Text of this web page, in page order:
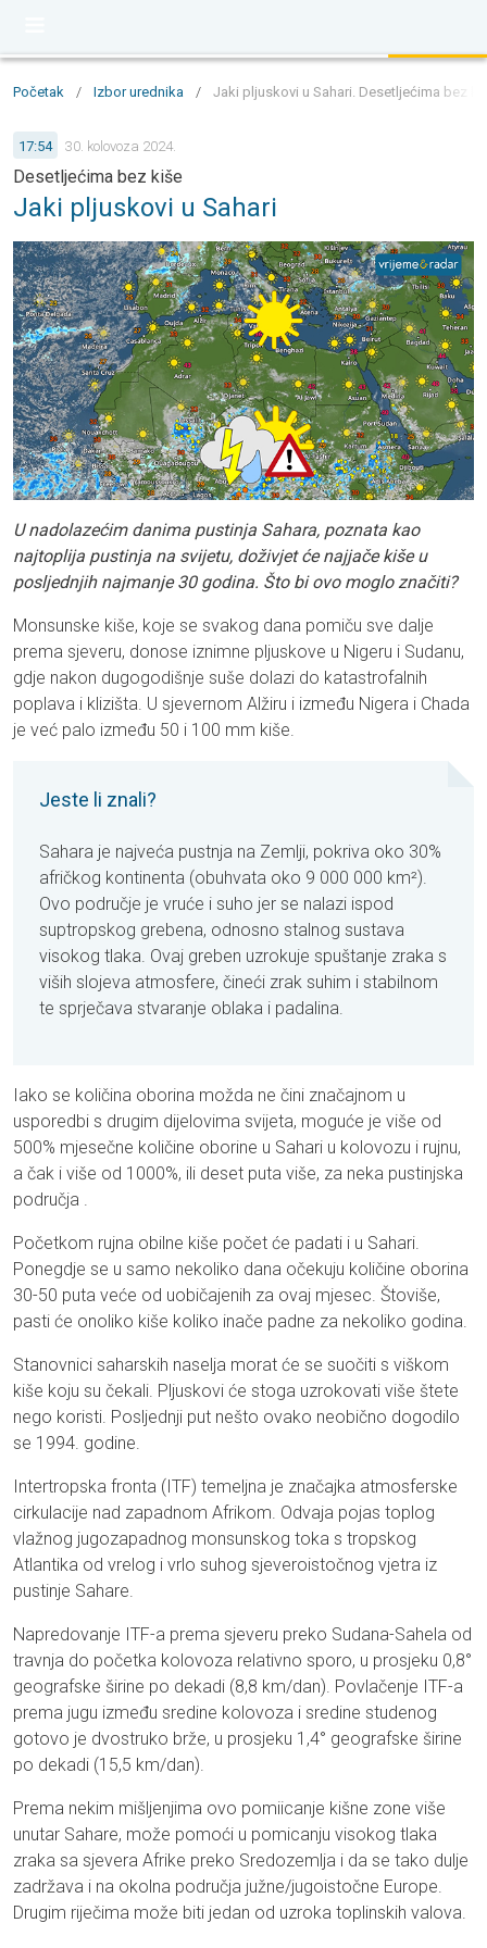
Početak / Izbor urednika / Jaki pljuskovi u Sahari. Desetljećima bez
17:54 30. kolovoza 2024.
Desetljećima bez kiše
Jaki pljuskovi u Sahari
U nadolazećim danima pustinja Sahara, poznata kao
najtoplija pustinja na svijetu, doživjet će najjače kiše u
posljednjih najmanje 30 godina. Što bi ovo moglo značiti?
Monsunske kiše, koje se svakog dana pomiču sve dalje
prema sjeveru, donose iznimne pljuskove u Nigeru i Sudanu,
gdje nakon dugogodišnje suše dolazi do katastrofalnih
poplava i klizišta. U sjevernom Alžiru i između Nigera i Chada
je već palo između 50 i 100 mm kiše.
Jeste li znali?
Sahara je najveća pustnja na Zemlji, pokriva oko 30%
afričkog kontinenta (obuhvata oko 9 000 000 km²).
Ovo područje je vruće i suho jer se nalazi ispod
suptropskog grebena, odnosno stalnog sustava
visokog tlaka. Ovaj greben uzrokuje spuštanje zraka s
viših slojeva atmosfere, čineći zrak suhim i stabilnom
te sprječava stvaranje oblaka i padalina.
Iako se količina oborina možda ne čini značajnom u
usporedbi s drugim dijelovima svijeta, moguće je više od
500% mjesečne količine oborine u Sahari u kolovozu i rujnu,
a čak i više od 1000%, ili deset puta više, za neka pustinjska
područja .
Početkom rujna obilne kiše počet će padati i u Sahari.
Ponegdje se u samo nekoliko dana očekuju količine oborina
30-50 puta veće od uobičajenih za ovaj mjesec. Štoviše,
pasti će onoliko kiše koliko inače padne za nekoliko godina.
Stanovnici saharskih naselja morat će se suočiti s viškom
kiše koju su čekali. Pljuskovi će stoga uzrokovati više štete
nego koristi. Posljednji put nešto ovako neobično dogodilo
se 1994. godine.
Intertropska fronta (ITF) temeljna je značajka atmosferske
cirkulacije nad zapadnom Afrikom. Odvaja pojas toplog
vlažnog jugozapadnog monsunskog toka s tropskog
Atlantika od vrelog i vrlo suhog sjeveroistočnog vjetra iz
pustinje Sahare.
Napredovanje ITF-a prema sjeveru preko Sudana-Sahela od
travnja do početka kolovoza relativno sporo, u prosjeku 0,8°
geografske širine po dekadi (8,8 km/dan). Povlačenje ITF-a
prema jugu između sredine kolovoza i sredine studenog
gotovo je dvostruko brže, u prosjeku 1,4° geografske širine
po dekadi (15,5 km/dan).
Prema nekim mišljenjima ovo pomiicanje kišne zone više
unutar Sahare, može pomoći u pomicanju visokog tlaka
zraka sa sjevera Afrike preko Sredozemlja i da se tako dulje
zadržava i na okolna područja južne/jugoistočne Europe.
Drugim riječima može biti jedan od uzroka toplinskih valova.